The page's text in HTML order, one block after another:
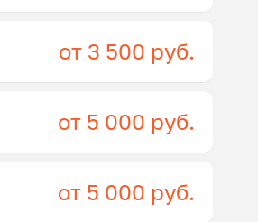
от 3 500 руб.
от 5 000 руб.
от 5 000 руб.